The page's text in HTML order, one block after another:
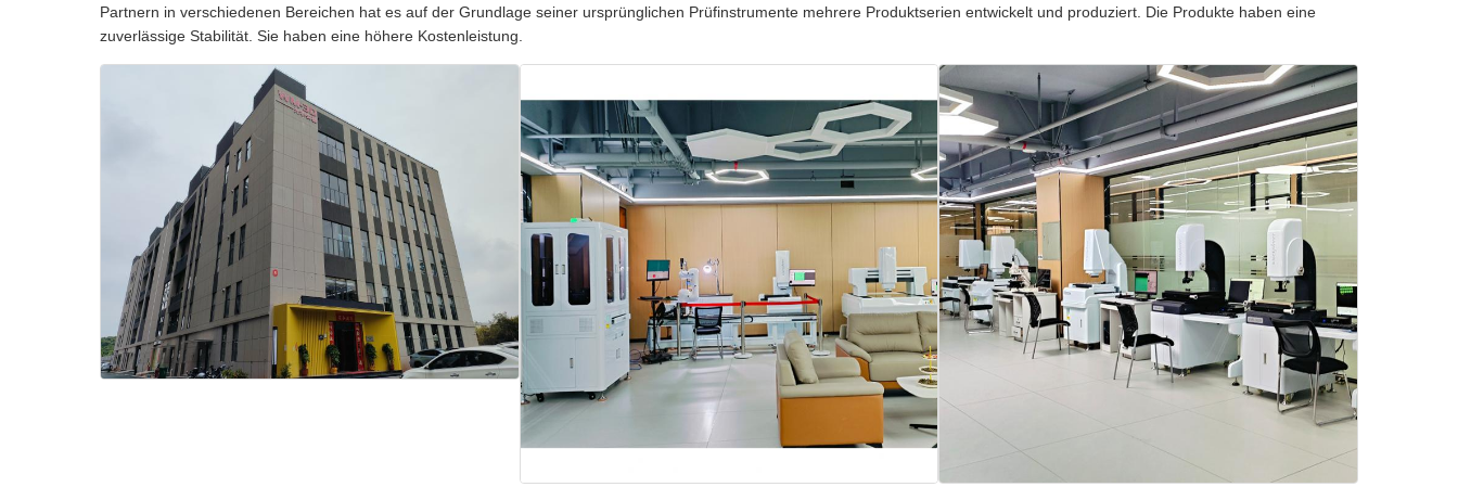
Partnern in verschiedenen Bereichen hat es auf der Grundlage seiner ursprünglichen Prüfinstrumente mehrere Produktserien entwickelt und produziert. Die Produkte haben eine
zuverlässige Stabilität. Sie haben eine höhere Kostenleistung.